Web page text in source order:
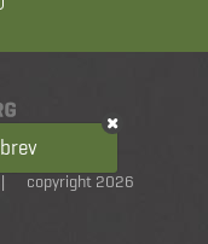
| copyright 2026